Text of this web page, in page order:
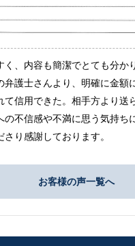
く、内容も簡潔でとても分か
弁護士さんより、明確に金額
て信用できた。相手方より送
の不信感や不満に思う気持ち
さり感謝しております。
お客様の声一覧へ